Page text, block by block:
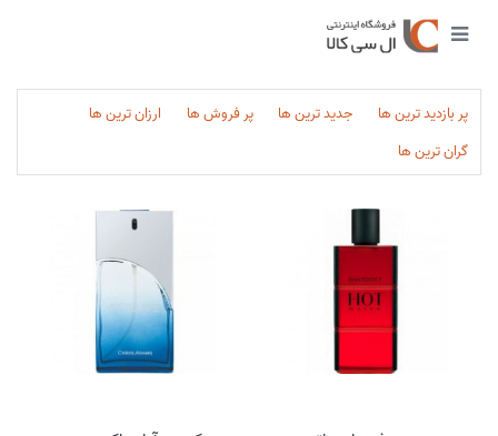
پر بازدید ترین ها جدید ترین ها پر فروش ها
ارزان ترین ها
گران ترین ها